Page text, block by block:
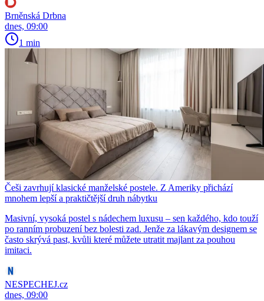
Brněnská Drbna
dnes, 09:00
1 min
Češi zavrhují klasické manželské postele. Z Ameriky přichází
mnohem lepší a praktičtější druh nábytku
Masivní, vysoká postel s nádechem luxusu – sen každého, kdo touží
po ranním probuzení bez bolesti zad. Jenže za lákavým designem se
často skrývá past, kvůli které můžete utratit majlant za pouhou
imitaci.
NESPECHEJ.cz
dnes, 09:00